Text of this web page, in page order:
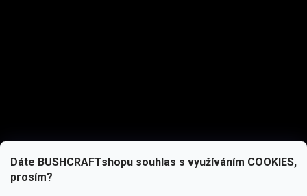
Dáte BUSHCRAFTshopu souhlas s využíváním COOKIES,
prosím?